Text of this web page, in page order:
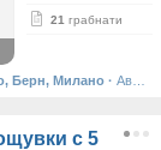
21 грабнати
Берн, Милано · Австрия, Германия, Франция, Швейцария, Италия
с 5